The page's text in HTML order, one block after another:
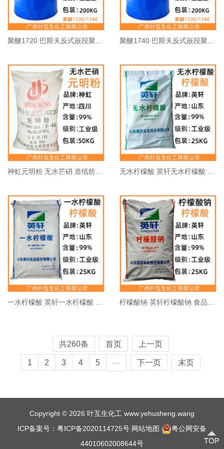
共260条 首页 上一页
1 2 3 4 5 ··· 下一页 末页
Copyright © 2026 叶互生化工 www.yehusheng.wang
ICP备案号：粤ICP备2020114725号 网站地图
粤公网安备
44010602008644号